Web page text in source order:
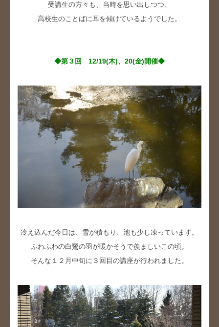
受講生の方々も、当時を思い出しつつ、
高校生のことばに耳を傾けているようでした。
◆第３回 12/19(木)、20(金)開催◆
冷え込んだ今日は、雪が積もり、池も少し凍っています。
ふわふわの白鷺の羽が暖かそうで羨ましいこの頃。
そんな１２月中旬に３回目の講座が行われました。